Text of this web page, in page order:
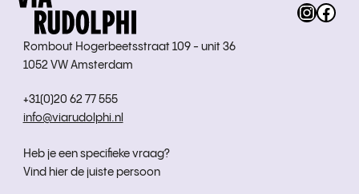
Rombout Hogerbeetsstraat 109 - unit 36
1052 VW Amsterdam
+31(0)20 62 77 555
info@viarudolphi.nl
Heb je een specifieke vraag?
Vind hier de juiste persoon